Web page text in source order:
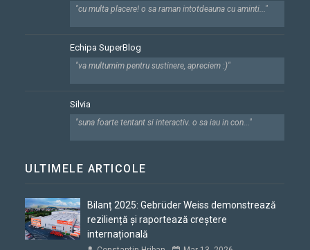
"cu multa placere! o sa raman intotdeauna cu aminti..."
Echipa SuperBlog
"va multumim pentru sustinere, apreciem :)"
Silvia
"suna foarte tentant si interactiv. o sa iau in con..."
ULTIMELE ARTICOLE
Bilanț 2025: Gebrüder Weiss demonstrează
reziliență și raportează creștere
internațională